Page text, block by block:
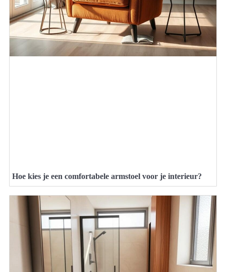
Hoe kies je een comfortabele armstoel voor je interieur?